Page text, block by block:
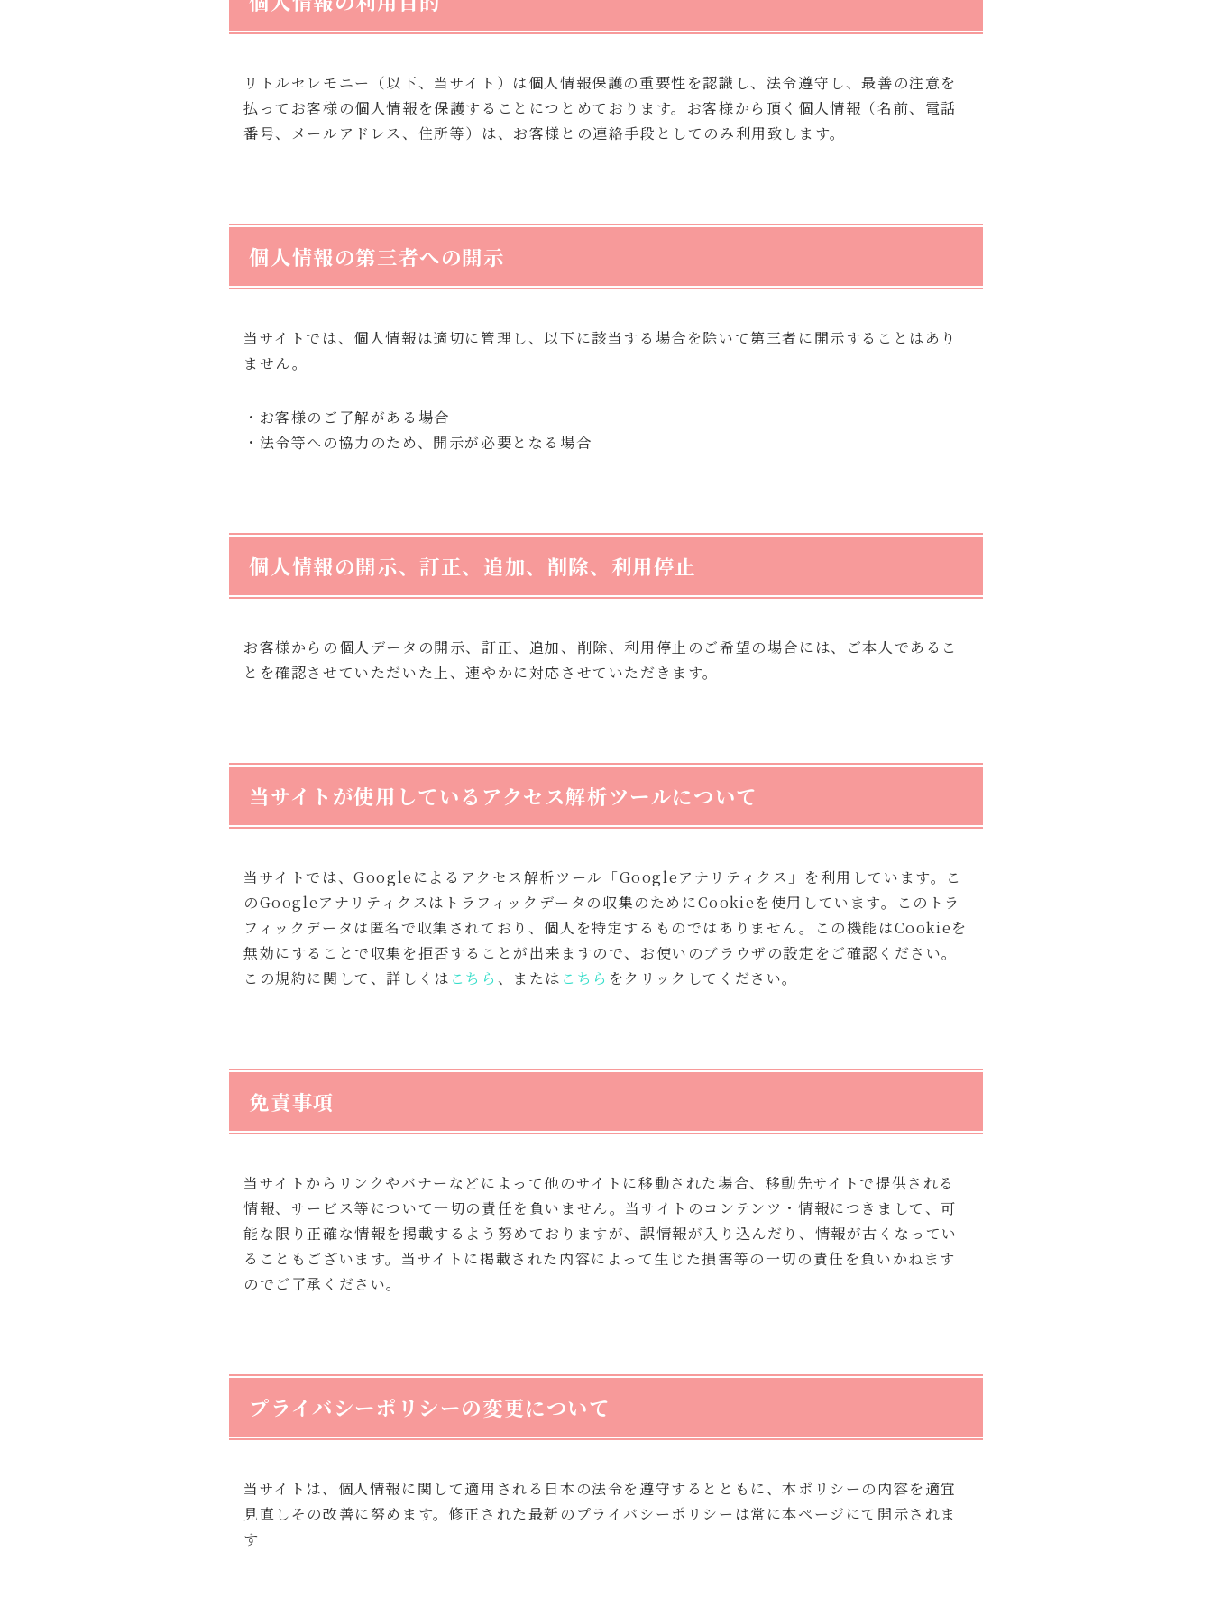
リトルセレモニー（以下、当サイト）は個人情報保護の重要性を認識し、法令遵守し、最善の注意を
払ってお客様の個人情報を保護することにつとめております。お客様から頂く個人情報（名前、電話
番号、メールアドレス、住所等）は、お客様との連絡手段としてのみ利用致します。
個人情報の第三者への開示
当サイトでは、個人情報は適切に管理し、以下に該当する場合を除いて第三者に開示することはあり
ません。
・お客様のご了解がある場合
・法令等への協力のため、開示が必要となる場合
個人情報の開示、訂正、追加、削除、利用停止
お客様からの個人データの開示、訂正、追加、削除、利用停止のご希望の場合には、ご本人であるこ
とを確認させていただいた上、速やかに対応させていただきます。
当サイトが使用しているアクセス解析ツールについて
当サイトでは、Googleによるアクセス解析ツール「Googleアナリティクス」を利用しています。こ
のGoogleアナリティクスはトラフィックデータの収集のためにCookieを使用しています。このトラ
フィックデータは匿名で収集されており、個人を特定するものではありません。この機能はCookieを
無効にすることで収集を拒否することが出来ますので、お使いのブラウザの設定をご確認ください。
この規約に関して、詳しくは こちら 、または こちら をクリックしてください。
免責事項
当サイトからリンクやバナーなどによって他のサイトに移動された場合、移動先サイトで提供される
情報、サービス等について一切の責任を負いません。当サイトのコンテンツ・情報につきまして、可
能な限り正確な情報を掲載するよう努めておりますが、誤情報が入り込んだり、情報が古くなってい
ることもございます。当サイトに掲載された内容によって生じた損害等の一切の責任を負いかねます
のでご了承ください。
プライバシーポリシーの変更について
当サイトは、個人情報に関して適用される日本の法令を遵守するとともに、本ポリシーの内容を適宜
見直しその改善に努めます。修正された最新のプライバシーポリシーは常に本ページにて開示されま
す